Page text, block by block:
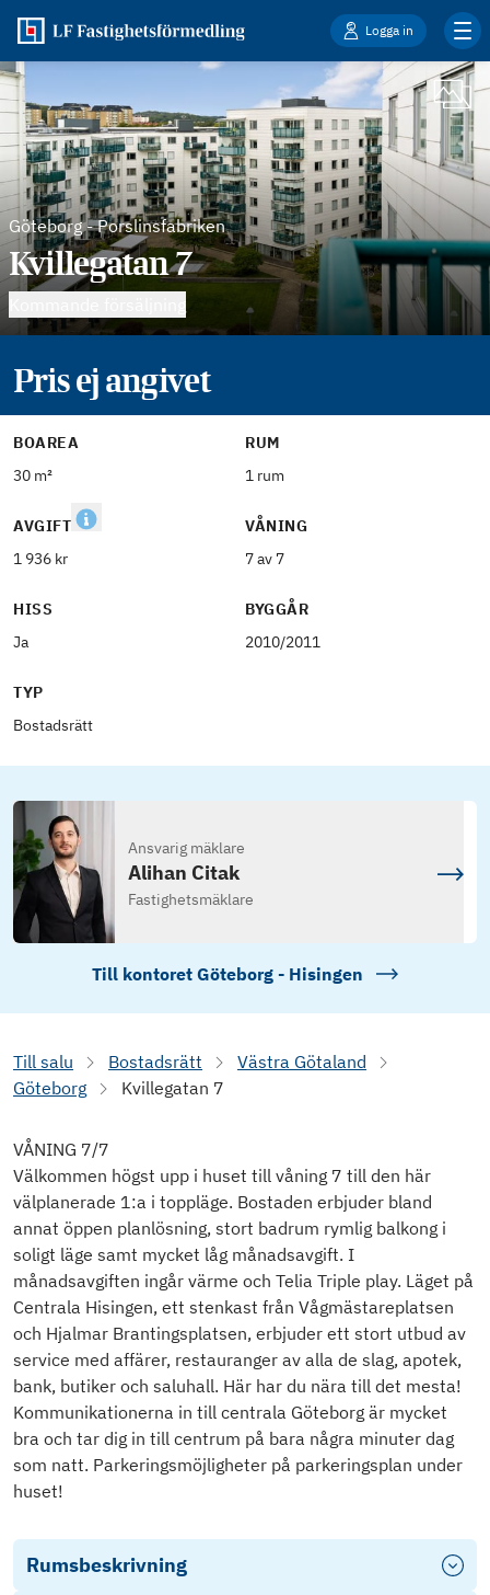
Logga in
Göteborg-Porslinsfabriken
Kvillegatan 7
Pris ej angivet
BOAREA
30 m²
RUM
1 rum
AVGIFT
1 936 kr
VÅNING
7 av 7
HISS
Ja
BYGGÅR
2010/2011
TYP
Bostadsrätt
Ansvarig mäklare
Alihan Citak
Fastighetsmäklare
Till kontoret Göteborg - Hisingen
Till salu Bostadsrätt
Västra Götaland
Göteborg
Kvillegatan 7
VÅNING 7/7
Välkommen högst upp i huset till våning 7 till den här
välplanerade 1:a i toppläge. Bostaden erbjuder bland
annat öppen planlösning, stort badrum rymlig balkong i
soligt läge samt mycket låg månadsavgift. I
månadsavgiften ingår värme och Telia Triple play. Läget på
Centrala Hisingen, ett stenkast från Vågmästareplatsen
och Hjalmar Brantingsplatsen, erbjuder ett stort utbud av
service med affärer, restauranger av alla de slag, apotek,
bank, butiker och saluhall. Här har du nära till det mesta!
Kommunikationerna in till centrala Göteborg är mycket
bra och tar dig in till centrum på bara några minuter dag
som natt. Parkeringsmöjligheter på parkeringsplan under
huset!
Rumsbeskrivning